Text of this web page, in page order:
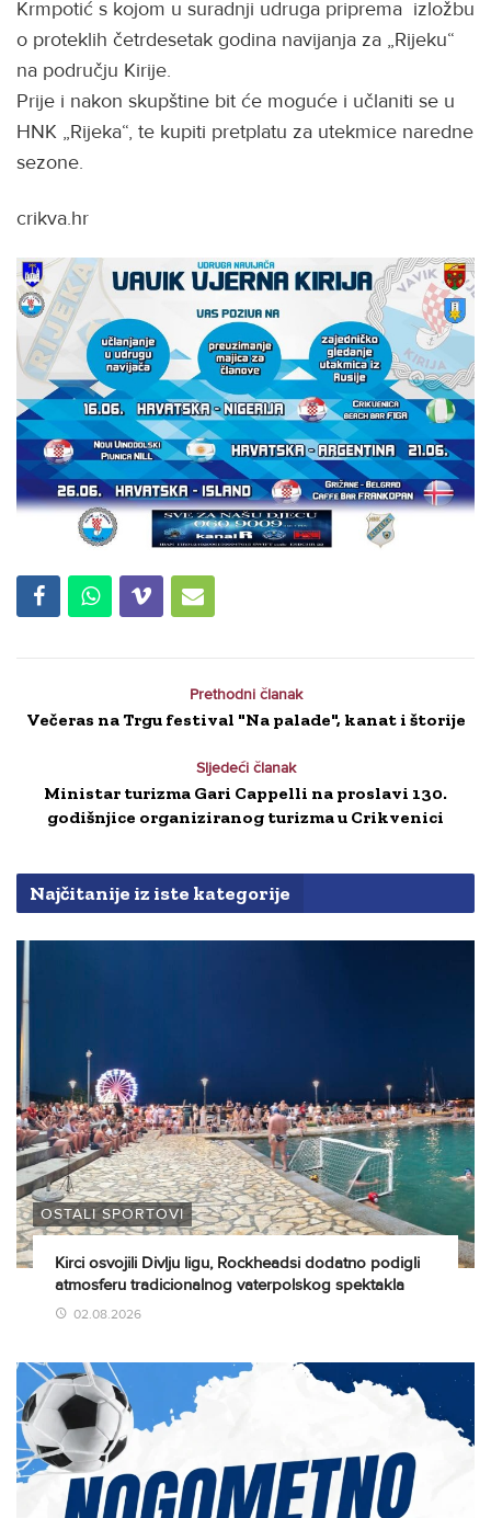
Krmpotić s kojom u suradnji udruga priprema izložbu
o proteklih četrdesetak godina navijanja za „Rijeku“
na području Kirije.
Prije i nakon skupštine bit će moguće i učlaniti se u
HNK „Rijeka“, te kupiti pretplatu za utekmice naredne
sezone.
crikva.hr
Prethodni članak
Večeras na Trgu festival "Na palade", kanat i štorije
Sljedeći članak
Ministar turizma Gari Cappelli na proslavi 130.
godišnjice organiziranog turizma u Crikvenici
Najčitanije iz iste kategorije
OSTALI SPORTOVI
Kirci osvojili Divlju ligu, Rockheadsi dodatno podigli
atmosferu tradicionalnog vaterpolskog spektakla
02.08.2026